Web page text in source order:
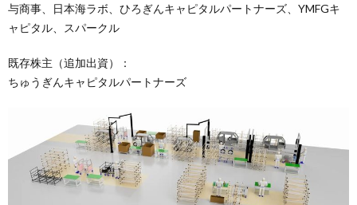
与商事、日本海ラボ、ひろぎんキャピタルパートナーズ、YMFGキ
ャピタル、スパークル
既存株主（追加出資）：
ちゅうぎんキャピタルパートナーズ